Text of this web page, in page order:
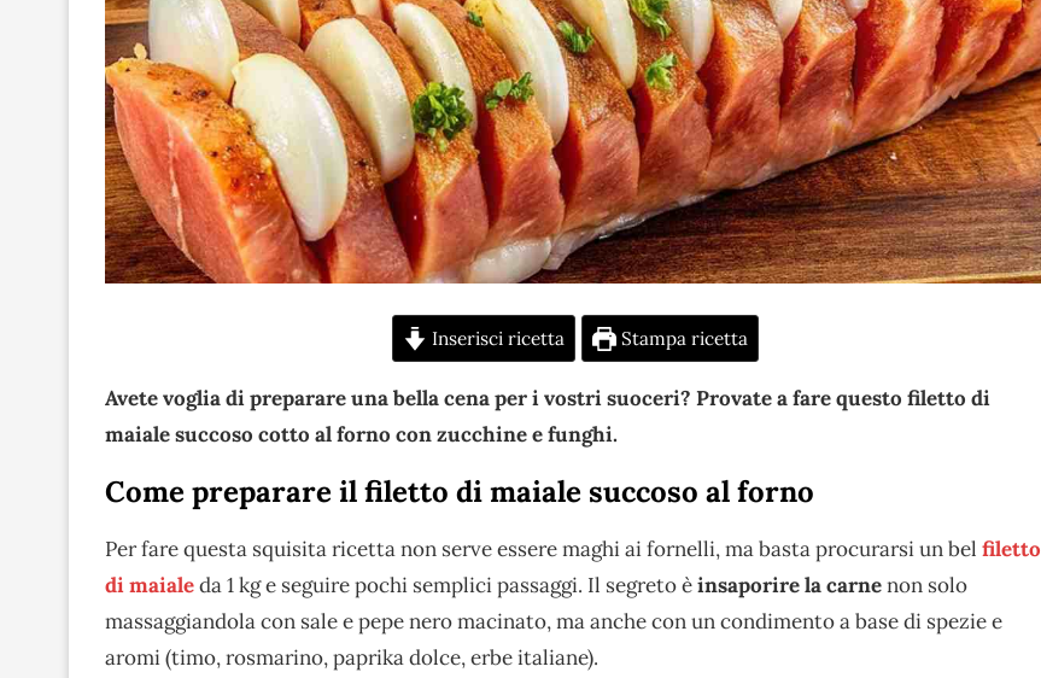
Inserisci ricetta Stampa ricetta
Avete voglia di preparare una bella cena per i vostri suoceri? Provate a fare questo filetto di
maiale succoso cotto al forno con zucchine e funghi.
Come preparare il filetto di maiale succoso al forno
Per fare questa squisita ricetta non serve essere maghi ai fornelli, ma basta procurarsi un bel filetto
di maialeda 1 kg e seguire pochi semplici passaggi. Il segreto èinsaporire la carnenon solo
massaggiandola con sale e pepe nero macinato, ma anche con un condimento a base di spezie e
aromi (timo, rosmarino, paprika dolce, erbe italiane).